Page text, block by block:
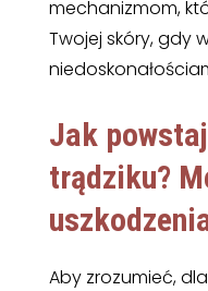
mechanizmom,
Twojej skóry, gdy
Jak
trądziku?
Aby zrozumieć,